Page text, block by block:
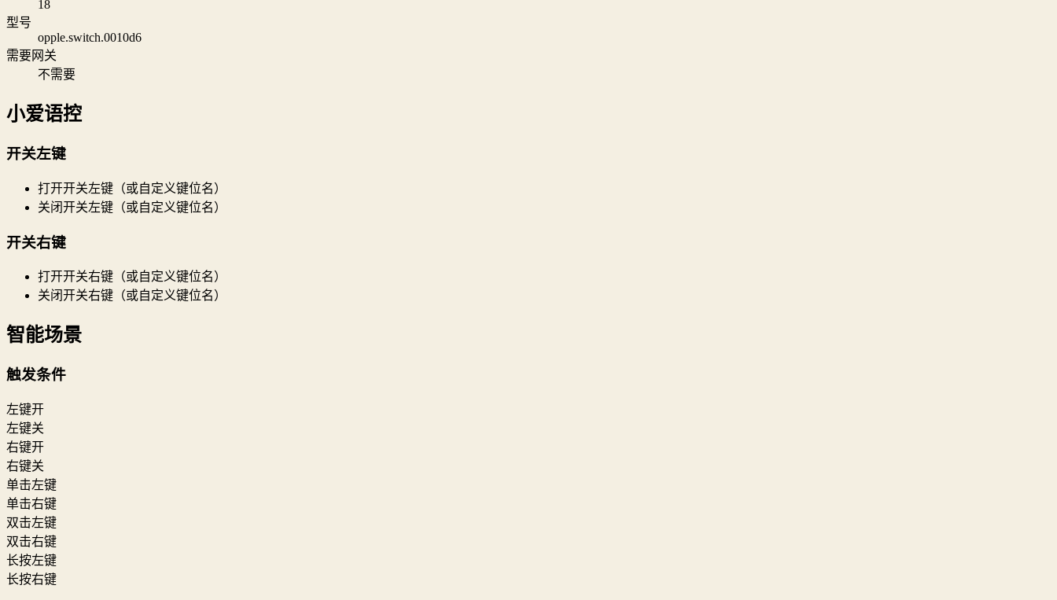
18
型号
opple.switch.0010d6
需要网关
不需要
小爱语控
开关左键
打开开关左键（或自定义键位名）
关闭开关左键（或自定义键位名）
开关右键
打开开关右键（或自定义键位名）
关闭开关右键（或自定义键位名）
智能场景
触发条件
左键开
左键关
右键开
右键关
单击左键
单击右键
双击左键
双击右键
长按左键
长按右键